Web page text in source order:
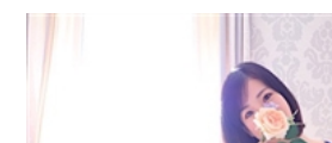
グーンはこのあたりで姉妹店を持つ大